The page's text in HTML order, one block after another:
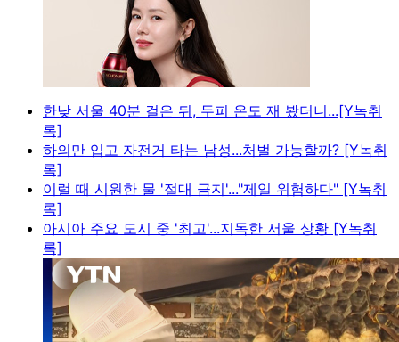
한낮 서울 40분 걸은 뒤, 두피 온도 재 봤더니...[Y녹취
록]
하의만 입고 자전거 타는 남성...처벌 가능할까? [Y녹취
록]
이럴 때 시원한 물 '절대 금지'..."제일 위험하다" [Y녹취
록]
아시아 주요 도시 중 '최고'...지독한 서울 상황 [Y녹취
록]